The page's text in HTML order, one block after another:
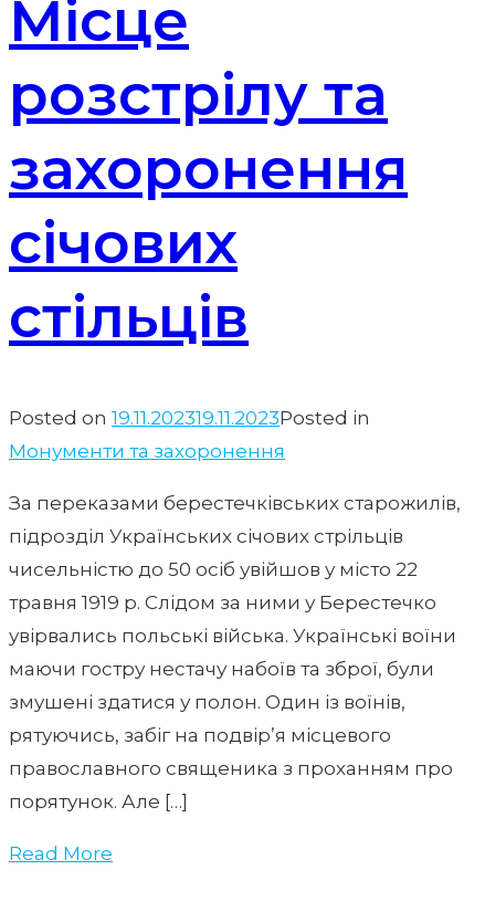
Місце
розстрілу та
захоронення
січових
стільців
Posted on 19.11.202319.11.2023Posted in
Монументи та захоронення
За переказами берестечківських старожилів,
підрозділ Українських січових стрільців
чисельністю до 50 осіб увійшов у місто 22
травня 1919 р. Слідом за ними у Берестечко
увірвались польські війська. Українські воїни
маючи гостру нестачу набоїв та зброї, були
змушені здатися у полон. Один із воїнів,
рятуючись, забіг на подвір’я місцевого
православного священика з проханням про
порятунок. Але […]
Read More